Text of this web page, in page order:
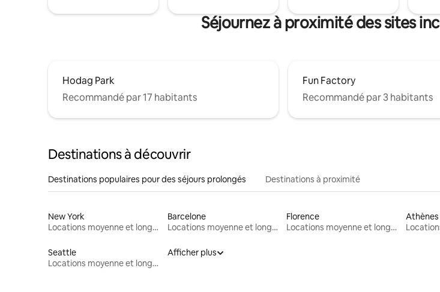
Séjournez à proximité des sites
Hodag Park
Recommandé par 17 habitants
Fun Factory
Recommandé par 3 habitants
Destinations à découvrir
Destinations populaires pour des séjours prolongés Destinations à proximité
New York
Locations moyenne et longue durée
Barcelone
Locations moyenne et longue durée
Florence
Locations moyenne et longue durée
Athènes
Seattle
Locations moyenne et longue durée
Afficher plus